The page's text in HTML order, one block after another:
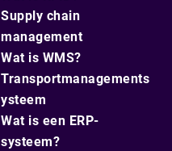
Supply chain
management
Wat is WMS?
Transportmanagements
ysteem
Wat is een ERP-
systeem?